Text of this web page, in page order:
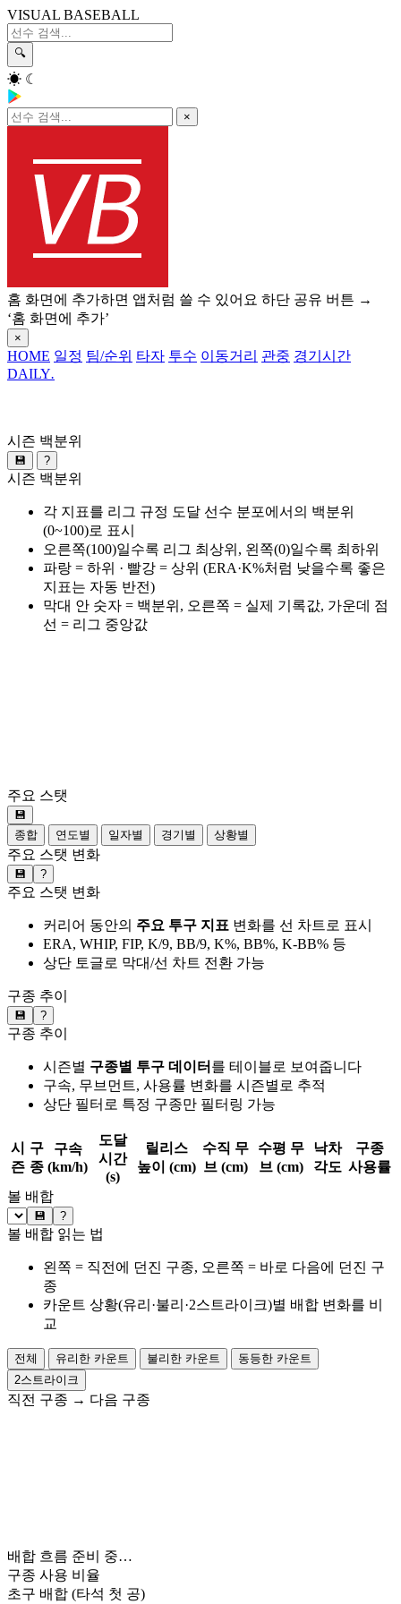
VISUAL BASEBALL
🔍
☀ ☾
×
홈 화면에 추가하면 앱처럼 쓸 수 있어요 하단 공유 버튼 →
‘홈 화면에 추가’
×
HOME 일정 팀/순위 타자 투수 이동거리 관중 경기시간
DAILY.
시즌 백분위
💾 ?
시즌 백분위
각 지표를 리그 규정 도달 선수 분포에서의 백분위
(0~100)로 표시
오른쪽(100)일수록 리그 최상위, 왼쪽(0)일수록 최하위
파랑 = 하위 · 빨강 = 상위 (ERA·K%처럼 낮을수록 좋은
지표는 자동 반전)
막대 안 숫자 = 백분위, 오른쪽 = 실제 기록값, 가운데 점
선 = 리그 중앙값
주요 스탯
💾
종합
연도별 일자별 경기별 상황별
주요 스탯 변화
💾 ?
주요 스탯 변화
커리어 동안의 주요 투구 지표 변화를 선 차트로 표시
ERA, WHIP, FIP, K/9, BB/9, K%, BB%, K-BB% 등
상단 토글로 막대/선 차트 전환 가능
구종 추이
💾 ?
구종 추이
시즌별 구종별 투구 데이터 를 테이블로 보여줍니다
구속, 무브먼트, 사용률 변화를 시즌별로 추적
상단 필터로 특정 구종만 필터링 가능
시
즌
구
종
구속
(km/h)
도달
시간
(s)
릴리스
높이 (cm)
수직 무
브 (cm)
수평 무
브 (cm)
낙차
각도
구종
사용률
볼 배합
💾 ?
볼 배합 읽는 법
왼쪽 = 직전에 던진 구종, 오른쪽 = 바로 다음에 던진 구
종
카운트 상황(유리·불리·2스트라이크)별 배합 변화를 비
교
전체 유리한 카운트 불리한 카운트
동등한 카운트
2스트라이크
직전 구종 → 다음 구종
배합 흐름 준비 중…
구종 사용 비율
초구 배합 (타석 첫 공)